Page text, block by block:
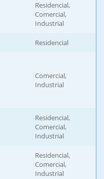
Residencial,
Comercial,
Industrial
Residencial
Comercial,
Industrial
Residencial,
Comercial,
Industrial
Residencial,
Comercial,
Industrial